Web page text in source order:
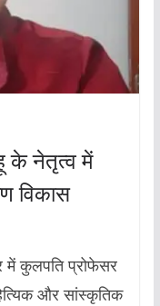
के नेतृत्व में
विकास
में कुलपति प्रोफेसर
और सांस्कृतिक